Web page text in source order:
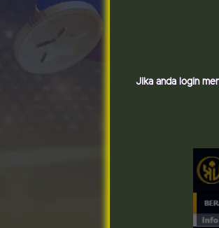
Jika anda login